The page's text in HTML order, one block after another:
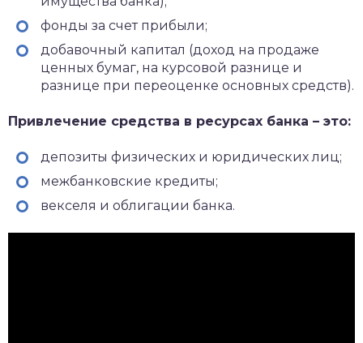
фонды за счет прибыли;
добавочный капитал (доход на продаже
ценных бумаг, на курсовой разнице и
разнице при переоценке основных средств).
Привлечение средства в ресурсах банка – это:
депозиты физических и юридических лиц;
межбанковские кредиты;
векселя и облигации банка.